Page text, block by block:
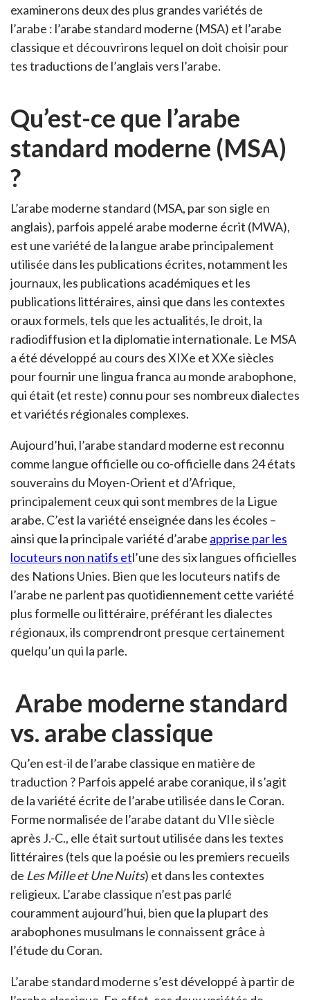
examinerons deux des plus grandes variétés de
l’arabe : l’arabe standard moderne (MSA) et l’arabe
classique et découvrirons lequel on doit choisir pour
tes traductions de l’anglais vers l’arabe.
Qu’est-ce que l’arabe
standard moderne (MSA)
?
L’arabe moderne standard (MSA, par son sigle en
anglais), parfois appelé arabe moderne écrit (MWA),
est une variété de la langue arabe principalement
utilisée dans les publications écrites, notamment les
journaux, les publications académiques et les
publications littéraires, ainsi que dans les contextes
oraux formels, tels que les actualités, le droit, la
radiodiffusion et la diplomatie internationale. Le MSA
a été développé au cours des XIXe et XXe siècles
pour fournir une lingua franca au monde arabophone,
qui était (et reste) connu pour ses nombreux dialectes
et variétés régionales complexes.
Aujourd’hui, l’arabe standard moderne est reconnu
comme langue officielle ou co-officielle dans 24 états
souverains du Moyen-Orient et d’Afrique,
principalement ceux qui sont membres de la Ligue
arabe. C’est la variété enseignée dans les écoles –
ainsi que la principale variété d’arabe apprise par les
locuteurs non natifs etl’une des six langues officielles
des Nations Unies. Bien que les locuteurs natifs de
l’arabe ne parlent pas quotidiennement cette variété
plus formelle ou littéraire, préférant les dialectes
régionaux, ils comprendront presque certainement
quelqu’un qui la parle.
Arabe moderne standard
vs. arabe classique
Qu’en est-il de l’arabe classique en matière de
traduction ? Parfois appelé arabe coranique, il s’agit
de la variété écrite de l’arabe utilisée dans le Coran.
Forme normalisée de l’arabe datant du VIIe siècle
après J.-C., elle était surtout utilisée dans les textes
littéraires (tels que la poésie ou les premiers recueils
de Les Mille et Une Nuits) et dans les contextes
religieux. L’arabe classique n’est pas parlé
couramment aujourd’hui, bien que la plupart des
arabophones musulmans le connaissent grâce à
l’étude du Coran.
L’arabe standard moderne s’est développé à partir de